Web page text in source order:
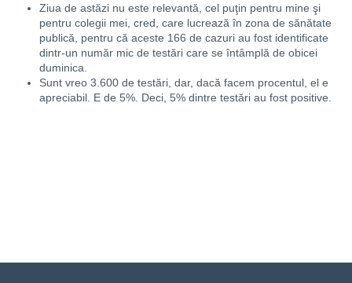
Ziua de astăzi nu este relevantă, cel puţin pentru mine şi
pentru colegii mei, cred, care lucrează în zona de sănătate
publică, pentru că aceste 166 de cazuri au fost identificate
dintr-un număr mic de testări care se întâmplă de obicei
duminica.
Sunt vreo 3.600 de testări, dar, dacă facem procentul, el e
apreciabil. E de 5%. Deci, 5% dintre testări au fost positive.